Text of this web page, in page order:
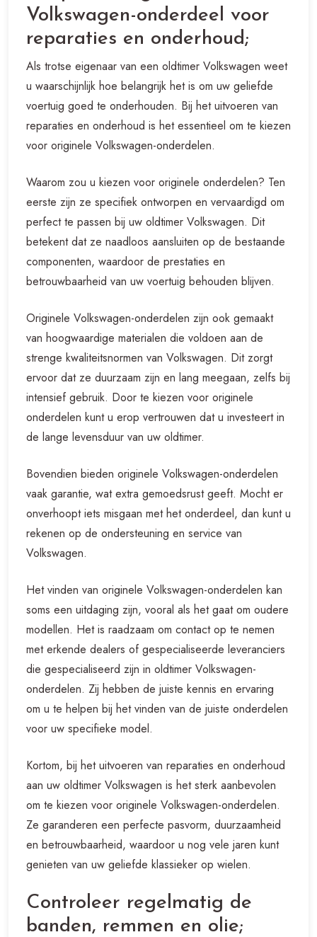
Volkswagen-onderdeel voor
reparaties en onderhoud;
Als trotse eigenaar van een oldtimer Volkswagen weet
u waarschijnlijk hoe belangrijk het is om uw geliefde
voertuig goed te onderhouden. Bij het uitvoeren van
reparaties en onderhoud is het essentieel om te kiezen
voor originele Volkswagen-onderdelen.
Waarom zou u kiezen voor originele onderdelen? Ten
eerste zijn ze specifiek ontworpen en vervaardigd om
perfect te passen bij uw oldtimer Volkswagen. Dit
betekent dat ze naadloos aansluiten op de bestaande
componenten, waardoor de prestaties en
betrouwbaarheid van uw voertuig behouden blijven.
Originele Volkswagen-onderdelen zijn ook gemaakt
van hoogwaardige materialen die voldoen aan de
strenge kwaliteitsnormen van Volkswagen. Dit zorgt
ervoor dat ze duurzaam zijn en lang meegaan, zelfs bij
intensief gebruik. Door te kiezen voor originele
onderdelen kunt u erop vertrouwen dat u investeert in
de lange levensduur van uw oldtimer.
Bovendien bieden originele Volkswagen-onderdelen
vaak garantie, wat extra gemoedsrust geeft. Mocht er
onverhoopt iets misgaan met het onderdeel, dan kunt u
rekenen op de ondersteuning en service van
Volkswagen.
Het vinden van originele Volkswagen-onderdelen kan
soms een uitdaging zijn, vooral als het gaat om oudere
modellen. Het is raadzaam om contact op te nemen
met erkende dealers of gespecialiseerde leveranciers
die gespecialiseerd zijn in oldtimer Volkswagen-
onderdelen. Zij hebben de juiste kennis en ervaring
om u te helpen bij het vinden van de juiste onderdelen
voor uw specifieke model.
Kortom, bij het uitvoeren van reparaties en onderhoud
aan uw oldtimer Volkswagen is het sterk aanbevolen
om te kiezen voor originele Volkswagen-onderdelen.
Ze garanderen een perfecte pasvorm, duurzaamheid
en betrouwbaarheid, waardoor u nog vele jaren kunt
genieten van uw geliefde klassieker op wielen.
Controleer regelmatig de
banden, remmen en olie;